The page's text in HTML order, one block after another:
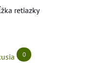
retiazky
0